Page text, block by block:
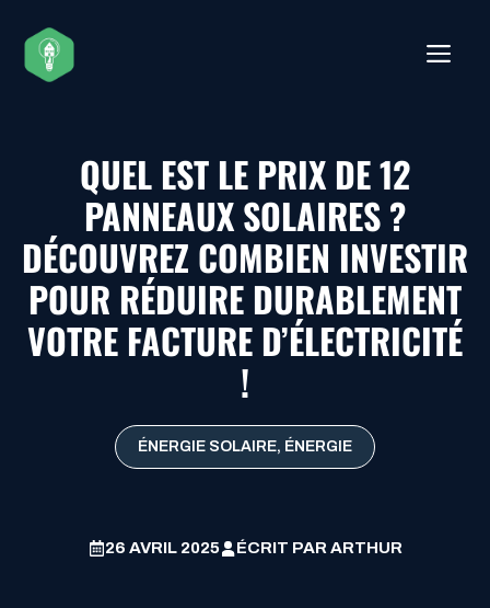
contenu
QUEL EST LE PRIX DE 12
PANNEAUX SOLAIRES ?
DÉCOUVREZ COMBIEN INVESTIR
POUR RÉDUIRE DURABLEMENT
VOTRE FACTURE D’ÉLECTRICITÉ
!
ÉNERGIE SOLAIRE, ÉNERGIE
26 AVRIL 2025 ÉCRIT PAR ARTHUR